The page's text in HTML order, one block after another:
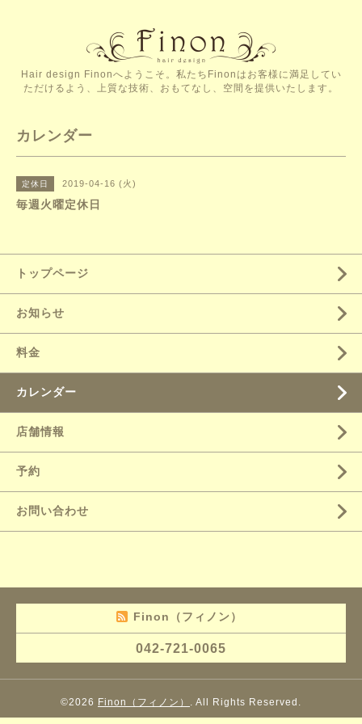
Hair design Finonへようこそ。私たちFinonはお客様に満足してい
ただけるよう、上質な技術、おもてなし、空間を提供いたします。
カレンダー
定休日 2019-04-16 (火)
毎週火曜定休日
トップページ
お知らせ
料金
カレンダー
店舗情報
予約
お問い合わせ
Finon（フィノン）
042-721-0065
©2026 Finon（フィノン） . All Rights Reserved.